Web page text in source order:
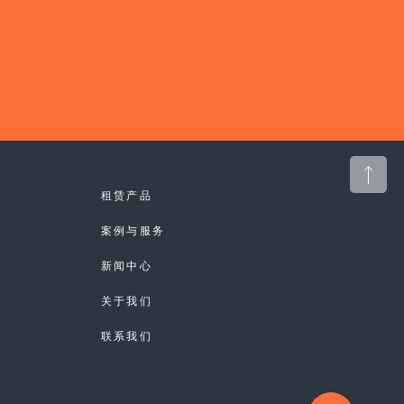
CONTACT US
租赁产品
案例与服务
新闻中心
关于我们
联系我们